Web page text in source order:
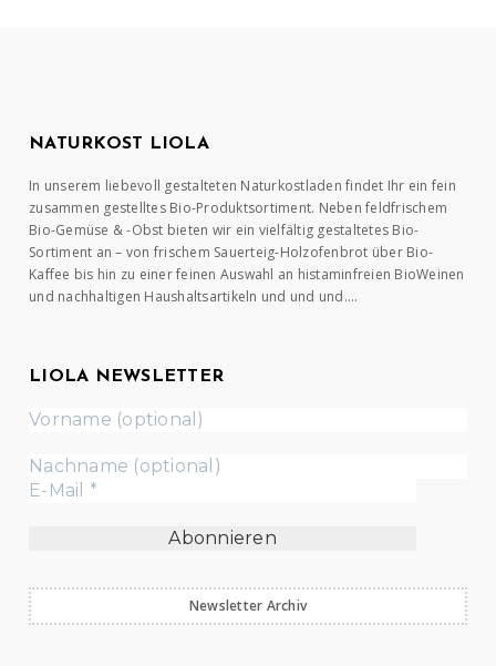
NATURKOST LIOLA
In unserem liebevoll gestalteten Naturkostladen findet Ihr ein fein
zusammen gestelltes Bio-Produktsortiment. Neben feldfrischem
Bio-Gemüse & -Obst bieten wir ein vielfältig gestaltetes Bio-
Sortiment an – von frischem Sauerteig-Holzofenbrot über Bio-
Kaffee bis hin zu einer feinen Auswahl an histaminfreien BioWeinen
und nachhaltigen Haushaltsartikeln und und und….
LIOLA NEWSLETTER
Newsletter Archiv